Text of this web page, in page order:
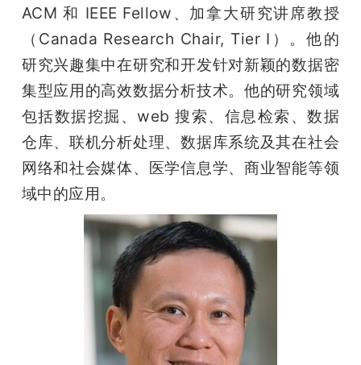
ACM 和 IEEE Fellow、加拿大研究讲席教授
（Canada Research Chair, Tier I）。他的
研究兴趣集中在研究和开发针对新颖的数据密
集型应用的高效数据分析技术。他的研究领域
包括数据挖掘、web 搜索、信息检索、数据
仓库、联机分析处理、数据库系统及其在社会
网络和社会媒体、医学信息学、商业智能等领
域中的应用。